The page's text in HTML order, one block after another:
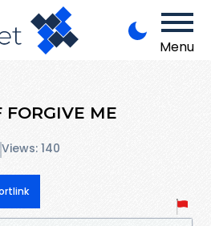
Menu
ME
Views: 140